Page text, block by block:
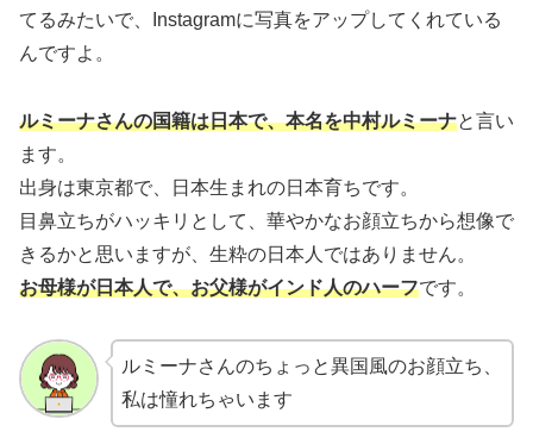
てるみたいで、Instagramに写真をアップしてくれている
んですよ。
ルミーナさんの国籍は日本で、本名を中村ルミーナと言い
ます。
出身は東京都で、日本生まれの日本育ちです。
目鼻立ちがハッキリとして、華やかなお顔立ちから想像で
きるかと思いますが、生粋の日本人ではありません。
お母様が日本人で、お父様がインド人のハーフです。
ルミーナさんのちょっと異国風のお顔立ち、
私は憧れちゃいます